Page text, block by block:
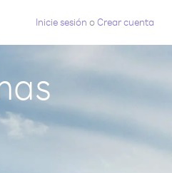
Inicie sesión oCrear cuenta